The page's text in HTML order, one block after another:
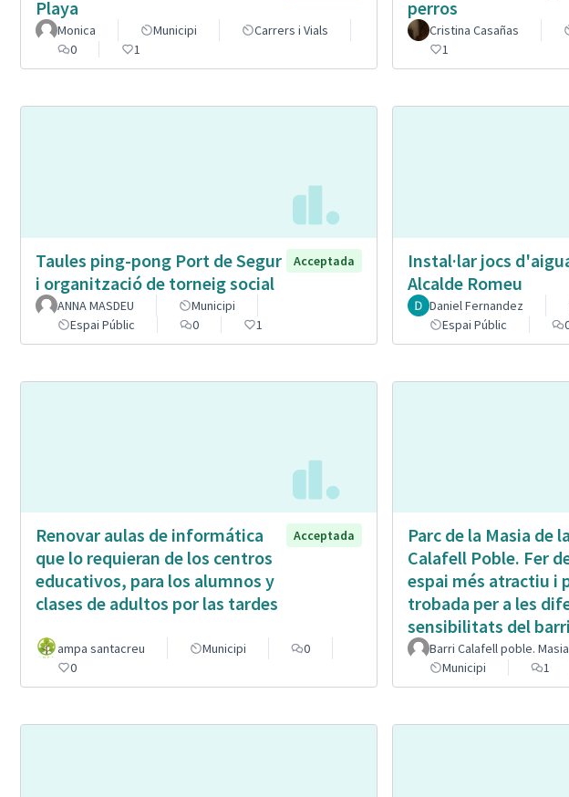
Playa
Monica Municipi
Carrers i Vials
0
1
perros
Cristina Casañas
1
Taules ping-pong Port de Segur
i organització de torneig social
Acceptada
ANNA MASDEU
Municipi
Espai Públic
0 1
Instal·lar jocs
Alcalde Romeu
Daniel Fernandez
Espai Públic
Renovar aulas de informática
que lo requieran de los centros
educativos, para los alumnos y
clases de adultos por las tardes
Acceptada
ampa santacreu Municipi
0
0
Parc de la Masia de
Calafell Poble. Fer
espai més atractiu i
trobada per a les
sensibilitats del
Barri Calafell poble.
Municipi
1